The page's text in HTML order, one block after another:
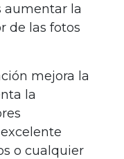
aumentar la
de las fotos
mejora la
la
o cualquier